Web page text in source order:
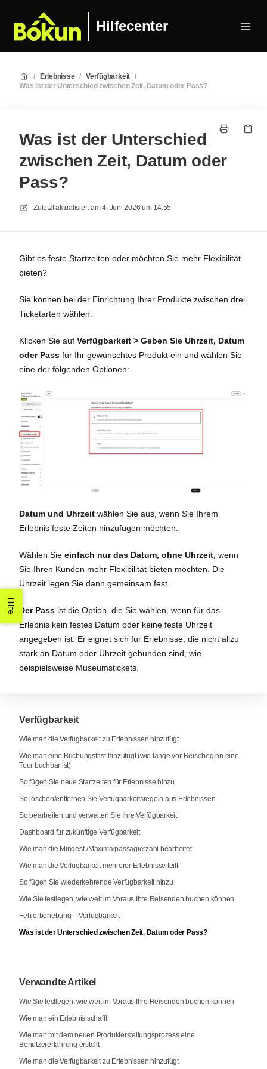
Hilfecenter
/ Erlebnisse / Verfügbarkeit /
Was ist der Unterschied zwischen Zeit, Datum oder Pass?
Was ist der Unterschied
zwischen Zeit, Datum oder
Pass?
Zuletzt aktualisiert am4. Juni 2026 um 14:55
Gibt es feste Startzeiten oder möchten Sie mehr Flexibilität
bieten?
Sie können bei der Einrichtung Ihrer Produkte zwischen drei
Ticketarten wählen.
Klicken Sie auf Verfügbarkeit > Geben Sie Uhrzeit, Datum
oder Pass für Ihr gewünschtes Produkt ein und wählen Sie
eine der folgenden Optionen:
Datum und Uhrzeit wählen Sie aus, wenn Sie Ihrem
Erlebnis feste Zeiten hinzufügen möchten.
Wählen Sie einfach nur das Datum, ohne Uhrzeit, wenn
Sie Ihren Kunden mehr Flexibilität bieten möchten. Die
Uhrzeit legen Sie dann gemeinsam fest.
Der Pass ist die Option, die Sie wählen, wenn für das
Erlebnis kein festes Datum oder keine feste Uhrzeit
angegeben ist. Er eignet sich für Erlebnisse, die nicht allzu
stark an Datum oder Uhrzeit gebunden sind, wie
beispielsweise Museumstickets.
Verfügbarkeit
Wie man die Verfügbarkeit zu Erlebnissen hinzufügt
Wie man eine Buchungsfrist hinzufügt (wie lange vor Reisebeginn eine
Tour buchbar ist)
So fügen Sie neue Startzeiten für Erlebnisse hinzu
So löschen/entfernen Sie Verfügbarkeitsregeln aus Erlebnissen
So bearbeiten und verwalten Sie Ihre Verfügbarkeit
Dashboard für zukünftige Verfügbarkeit
Wie man die Mindest-/Maximalpassagierzahl bearbeitet
Wie man die Verfügbarkeit mehrerer Erlebnisse teilt
So fügen Sie wiederkehrende Verfügbarkeit hinzu
Wie Sie festlegen, wie weit im Voraus Ihre Reisenden buchen können
Fehlerbehebung – Verfügbarkeit
Was ist der Unterschied zwischen Zeit, Datum oder Pass?
Verwandte Artikel
Wie Sie festlegen, wie weit im Voraus Ihre Reisenden buchen können
Wie man ein Erlebnis schafft
Wie man mit dem neuen Produkterstellungsprozess eine
Benutzererfahrung erstellt
Wie man die Verfügbarkeit zu Erlebnissen hinzufügt
Hilfe